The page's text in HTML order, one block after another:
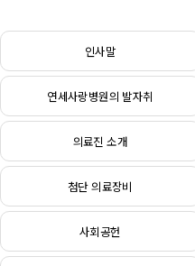
인사말
연세사랑병원의 발자취
의료진 소개
첨단 의료장비
사회공헌